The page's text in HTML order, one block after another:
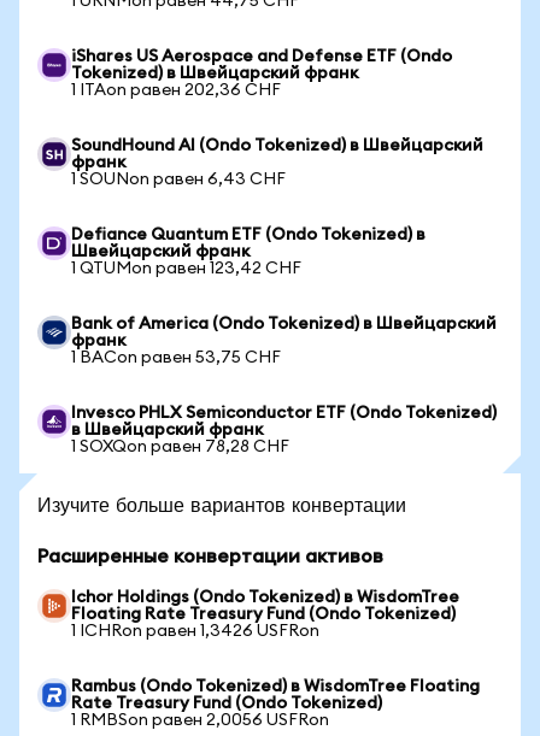
iShares US Aerospace and Defense ETF (Ondo
Tokenized) в Швейцарский франк
1 ITAon равен 202,36 CHF
SoundHound AI (Ondo Tokenized) в Швейцарский
франк
1 SOUNon равен 6,43 CHF
Defiance Quantum ETF (Ondo Tokenized) в
Швейцарский франк
1 QTUMon равен 123,42 CHF
Bank of America (Ondo Tokenized) в Швейцарский
франк
1 BACon равен 53,75 CHF
Invesco PHLX Semiconductor ETF (Ondo Tokenized)
в Швейцарский франк
1 SOXQon равен 78,28 CHF
Изучите больше вариантов конвертации
Расширенные конвертации активов
Ichor Holdings (Ondo Tokenized) в WisdomTree
Floating Rate Treasury Fund (Ondo Tokenized)
1 ICHRon равен 1,3426 USFRon
Rambus (Ondo Tokenized) в WisdomTree Floating
Rate Treasury Fund (Ondo Tokenized)
1 RMBSon равен 2,0056 USFRon